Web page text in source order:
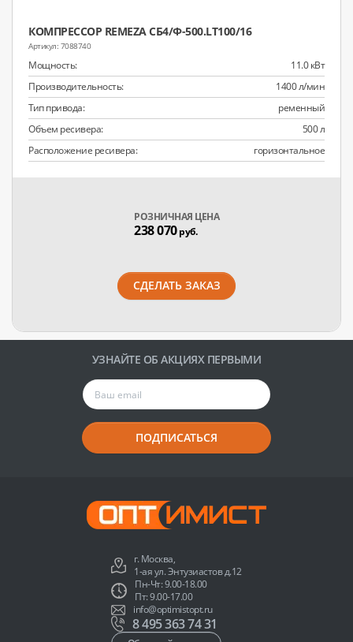
КОМПРЕССОР REMEZA СБ4/Ф-500.LT100/16
7088740
Мощность:
11.0 кВт
Производительность:
1400 л/мин
Тип привода:
ременный
Объем ресивера:
500 л
Расположение ресивера:
горизонтальное
РОЗНИЧНАЯ ЦЕНА
238 070руб.
СДЕЛАТЬ ЗАКАЗ
УЗНАЙТЕ ОБ АКЦИЯХ ПЕРВЫМИ
ПОДПИСАТЬСЯ
г. Москва,
1-ая ул. Энтузиастов д.12
Пн-Чт: 9.00-18.00
Пт: 9.00-17.00
info@optimistopt.ru
8 495 363 74 31